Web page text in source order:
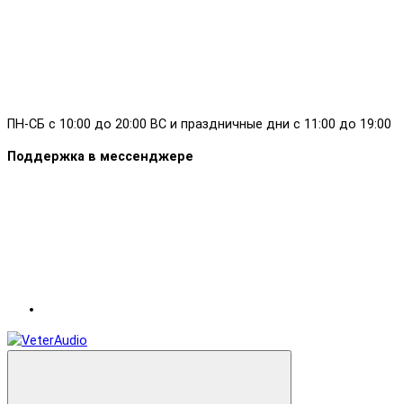
ПН-СБ с 10:00 до 20:00 ВС и праздничные дни с 11:00 до 19:00
Поддержка в мессенджере